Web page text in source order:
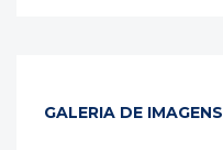
GALERIA DE IMAGENS